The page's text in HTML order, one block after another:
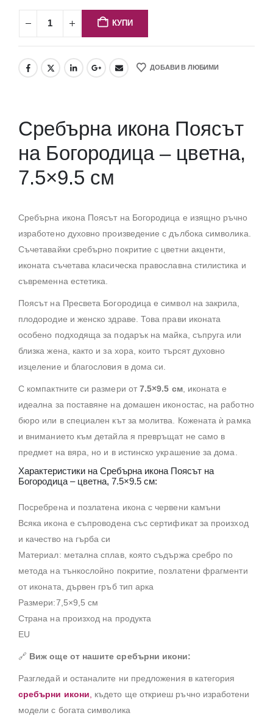
КУПИ
ДОБАВИ В ЛЮБИМИ
Сребърна икона Поясът
на Богородица – цветна,
7.5×9.5 см
Сребърна икона Поясът на Богородица е изящно ръчно
изработено духовно произведение с дълбока символика.
Съчетавайки сребърно покритие с цветни акценти,
иконата съчетава класическа православна стилистика и
съвременна естетика.
Поясът на Пресвета Богородица е символ на закрила,
плодородие и женско здраве. Това прави иконата
особено подходяща за подарък на майка, съпруга или
близка жена, както и за хора, които търсят духовно
изцеление и благословия в дома си.
С компактните си размери от 7.5×9.5 см, иконата е
идеална за поставяне на домашен иконостас, на работно
бюро или в специален кът за молитва. Кожената ѝ рамка
и вниманието към детайла я превръщат не само в
предмет на вяра, но и в истинско украшение за дома.
Характеристики на Сребърна икона Поясът на
Богородица – цветна, 7.5×9.5 см:
Посребрена и позлатена икона с червени камъни
Всяка икона е съпроводена със сертификат за произход
и качество на гърба си
Материал: метална сплав, която съдържа сребро по
метода на тънкослойно покритие, позлатени фрагменти
от иконата, дървен гръб тип арка
Размери:7,5×9,5 см
Страна на произход на продукта
EU
🔗 Виж още от нашите сребърни икони:
Разгледай и останалите ни предложения в категория
сребърни икони
където ще откриеш ръчно изработени
модели с богата символика